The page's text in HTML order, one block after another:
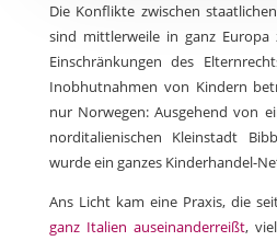
Die Konflikte zwischen
sind mittlerweile in ganz
Einschränkungen des
Inobhutnahmen von Kindern
nur Norwegen: Ausgehend von
norditalienischen Kleinstadt
wurde ein ganzes Kinderhandel-
Ans Licht kam eine Praxis, die
ganz Italien auseinanderreißt,